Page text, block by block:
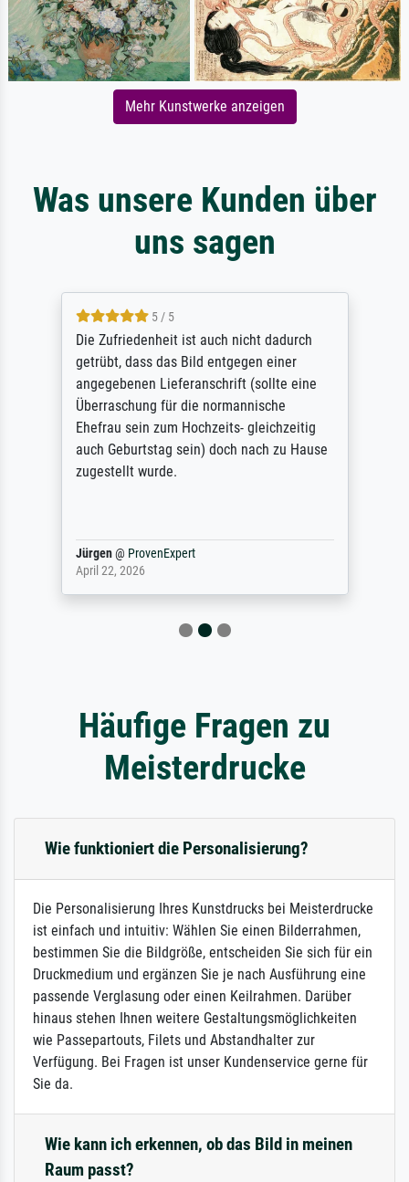
Mehr Kunstwerke anzeigen
Was unsere Kunden über
uns sagen
5 / 5
Die Zufriedenheit ist auch nicht dadurch
getrübt, dass das Bild entgegen einer
angegebenen Lieferanschrift (sollte eine
Überraschung für die normannische
Ehefrau sein zum Hochzeits- gleichzeitig
auch Geburtstag sein) doch nach zu Hause
zugestellt wurde.
Jürgen@ ProvenExpert
April 22, 2026
Häufige Fragen zu
Meisterdrucke
Wie funktioniert die Personalisierung?
Die Personalisierung Ihres Kunstdrucks bei Meisterdrucke
ist einfach und intuitiv: Wählen Sie einen Bilderrahmen,
bestimmen Sie die Bildgröße, entscheiden Sie sich für ein
Druckmedium und ergänzen Sie je nach Ausführung eine
passende Verglasung oder einen Keilrahmen. Darüber
hinaus stehen Ihnen weitere Gestaltungsmöglichkeiten
wie Passepartouts, Filets und Abstandhalter zur
Verfügung. Bei Fragen ist unser Kundenservice gerne für
Sie da.
Wie kann ich erkennen, ob das Bild in meinen
Raum passt?